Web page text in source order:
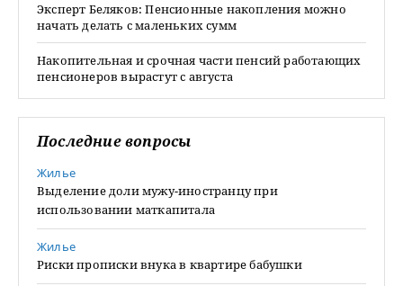
Эксперт Беляков: Пенсионные накопления можно
начать делать с маленьких сумм
Накопительная и срочная части пенсий работающих
пенсионеров вырастут с августа
Последние вопросы
Жилье
Выделение доли мужу-иностранцу при
использовании маткапитала
Жилье
Риски прописки внука в квартире бабушки